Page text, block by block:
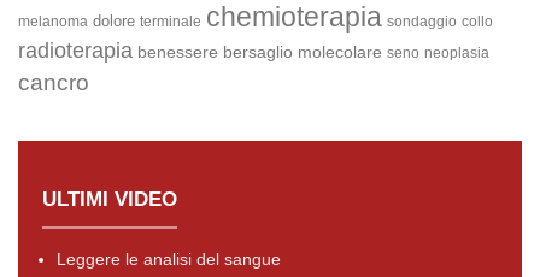
melanoma dolore terminale chemioterapia sondaggio collo
radioterapia benessere bersaglio molecolare seno neoplasia
cancro
ULTIMI VIDEO
Leggere le analisi del sangue